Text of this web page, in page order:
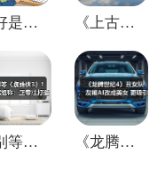
是好是坏？IGN给《仙剑4重制》贴"33 《上古卷轴OL》迎来重大变革：公布全新「
先别等《蜘蛛侠3》！失眠组称：正专注打造 《龙腾世纪4》丑女队友被AI改成美女 更